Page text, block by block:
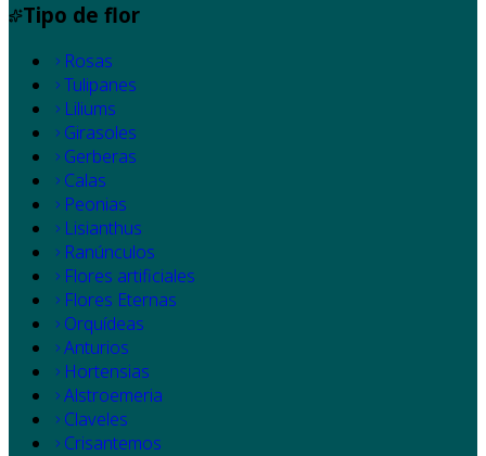
Tipo de flor
Rosas
Tulipanes
Liliums
Girasoles
Gerberas
Calas
Peonias
Lisianthus
Ranúnculos
Flores artificiales
Flores Eternas
Orquídeas
Anturios
Hortensias
Alstroemeria
Claveles
Crisantemos